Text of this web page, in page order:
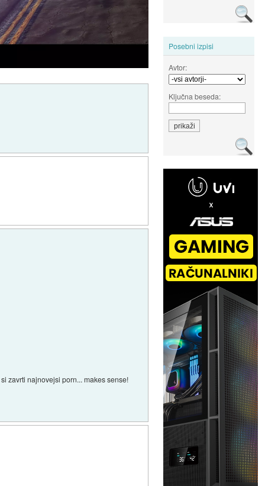
Posebni izpisi
Avtor:
Ključna beseda:
zavrti najnovejsi porn... makes sense!